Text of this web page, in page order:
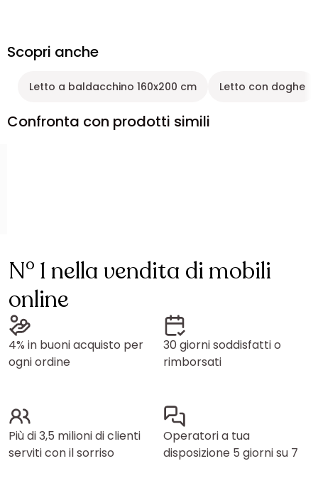
Scopri anche
Letto a baldacchino 160x200 cm Letto con doghe
Confronta con prodotti simili
N° 1 nella vendita di mobili
online
4% in buoni acquisto per
ogni ordine
30 giorni soddisfatti o
rimborsati
Più di 3,5 milioni di clienti
serviti con il sorriso
Operatori a tua
disposizione 5 giorni su 7